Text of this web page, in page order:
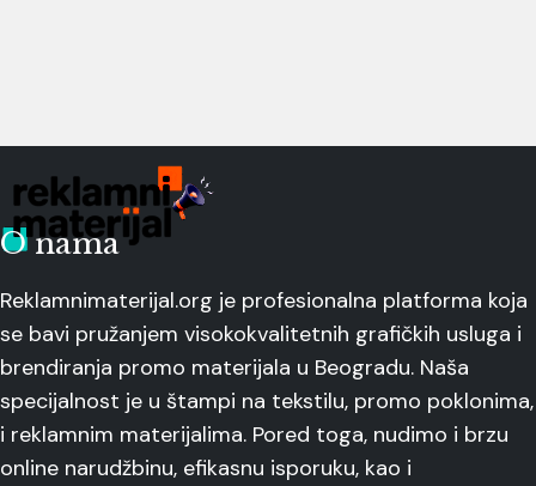
O nama
Reklamnimaterijal.org je profesionalna platforma koja
se bavi pružanjem visokokvalitetnih grafičkih usluga i
brendiranja promo materijala u Beogradu. Naša
specijalnost je u štampi na tekstilu, promo poklonima,
i reklamnim materijalima. Pored toga, nudimo i brzu
online narudžbinu, efikasnu isporuku, kao i